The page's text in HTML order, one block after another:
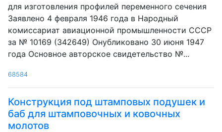
для изготовления профилей переменного сечения
Заявлено 4 февраля 1946 года в Народный
комиссариат авиационной промышленности СССР
за № 10169 (342649) Онубликовано 30 июня 1947
года Основное авторское свидетельство №...
68584
Конструкция под штамповых подушек и
баб для штамповочных и ковочных
молотов